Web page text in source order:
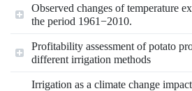
Observed changes of temperature
the period 1961−2010.
Profitability аssessment of potato
different irrigation methods
Irrigation as a climate change